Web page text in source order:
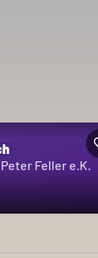
Feller e.K.